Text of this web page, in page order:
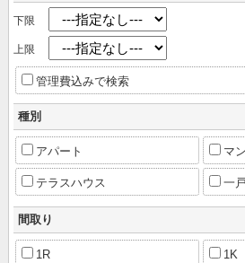
下限
上限
管理費込みで検索
種別
アパート マ
テラスハウス 一
間取り
1R 1K